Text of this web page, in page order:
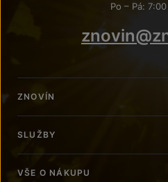
Po – Pá:
ZNOVÍN
SLUŽBY
VŠE O NÁKUPU